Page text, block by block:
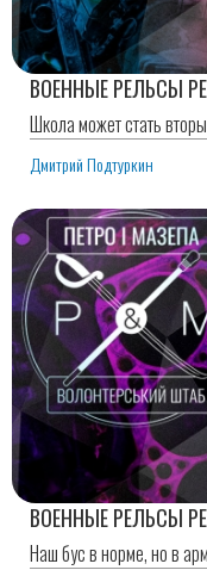
ВОЕННЫЕ РЕЛЬСЫ
Школа может стать
Дмитрий Подтуркин
ВОЕННЫЕ РЕЛЬСЫ
Наш бус в норме, но в